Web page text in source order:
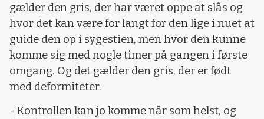
gælder den gris, der har været oppe at slås og
hvor det kan være for langt for den lige i nuet at
guide den op i sygestien, men hvor den kunne
komme sig med nogle timer på gangen i første
omgang. Og det gælder den gris, der er født
med deformiteter.
- Kontrollen kan jo komme når som helst, og